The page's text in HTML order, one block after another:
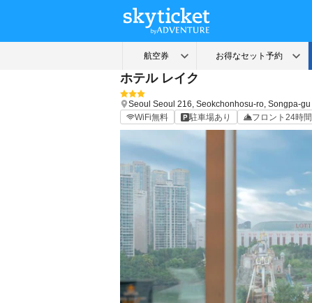
ホテル レイク
Seoul Seoul 216, Seokchonhosu-ro, Songpa-gu
WiFi無料
駐車場あり フロント24時間